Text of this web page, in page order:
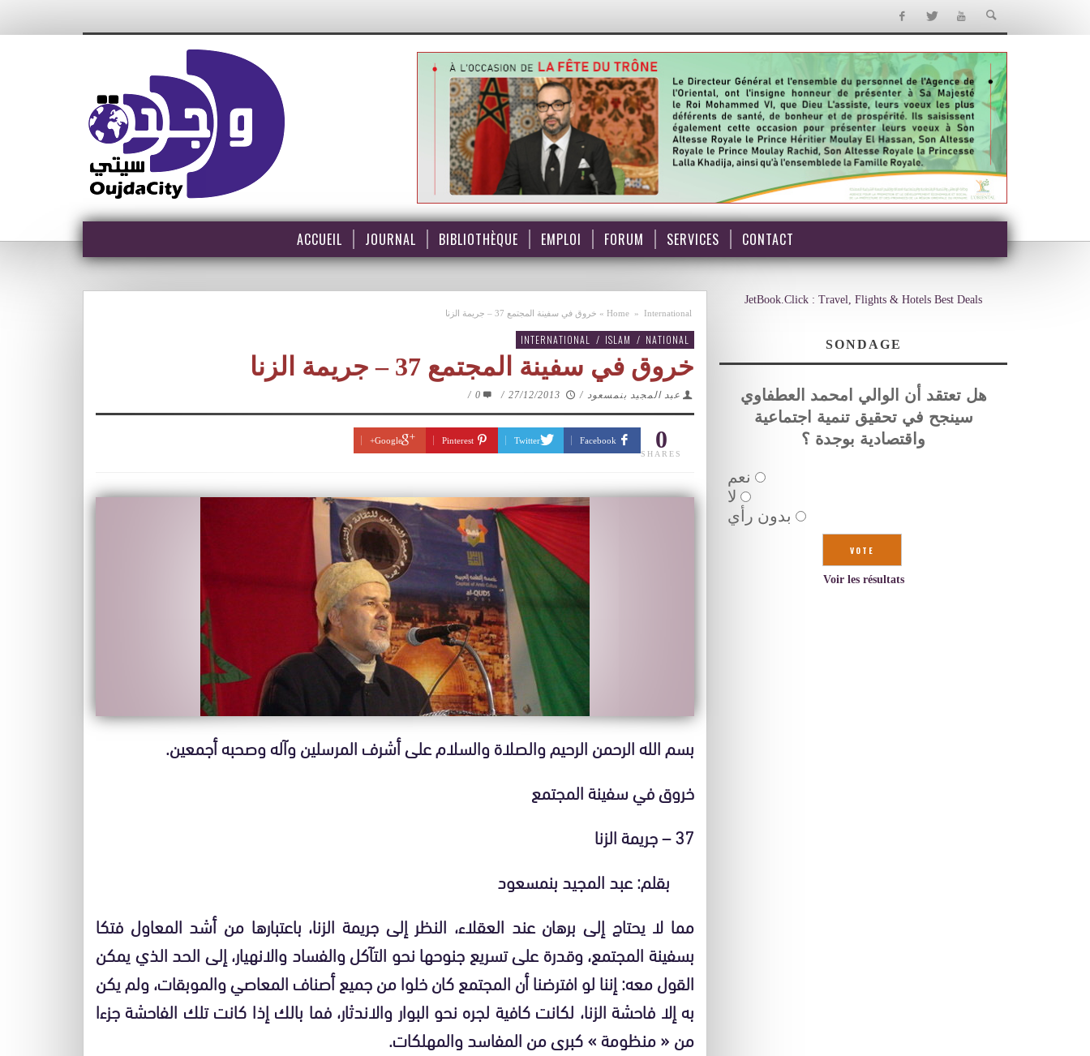
ACCUEIL JOURNAL BIBLIOTHÈQUE EMPLOI FORUM SERVICES CONTACT
Home » International
» خروق في سفينة المجتمع 37 – جريمة الزنا
INTERNATIONAL / ISLAM / NATIONAL
خروق في سفينة المجتمع 37 – جريمة الزنا
عبد المجيد بنمسعود /
27/12/2013
/
0
/
0
SHARES
Facebook
Twitter
Pinterest
Google+
بسم الله الرحمن الرحيم والصلاة والسلام على أشرف المرسلين وآله وصحبه أجمعين.
خروق في سفينة المجتمع
37 – جريمة الزنا
بقلم: عبد المجيد بنمسعود
مما لا يحتاج إلى برهان عند العقلاء، النظر إلى جريمة الزنا، باعتبارها من أشد المعاول فتكا
بسفينة المجتمع، وقدرة على تسريع جنوحها نحو التآكل والفساد والانهيار، إلى الحد الذي يمكن
القول معه: إننا لو افترضنا أن المجتمع كان خلوا من جميع أصناف المعاصي والموبقات، ولم يكن
به إلا فاحشة الزنا، لكانت كافية لجره نحو البوار والاندثار، فما بالك إذا كانت تلك الفاحشة جزءا
من « منظومة » كبرى من المفاسد والمهلكات.
JetBook.Click : Travel, Flights & Hotels Best Deals
SONDAGE
هل تعتقد أن الوالي امحمد العطفاوي
سينجح في تحقيق تنمية اجتماعية
واقتصادية بوجدة ؟
نعم
لا
بدون رأي
Voir les résultats